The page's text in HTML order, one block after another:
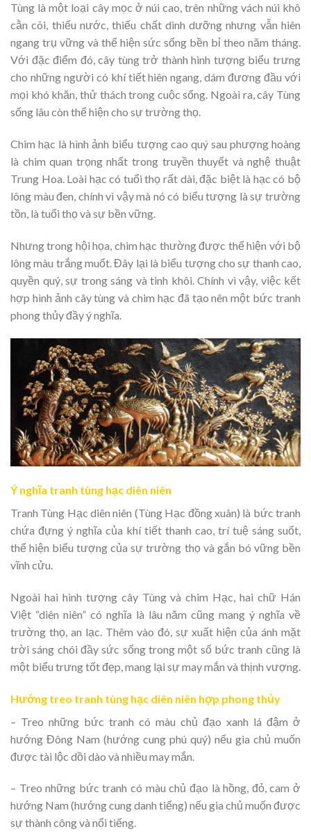
Tùng là một loại cây mọc ở núi cao, trên những vách núi khô
cằn cõi, thiếu nước, thiếu chất dinh dưỡng nhưng vẫn hiên
ngang trụ vững và thể hiện sức sống bền bỉ theo năm tháng.
Với đặc điểm đó, cây tùng trở thành hình tượng biểu trưng
cho những người có khí tiết hiên ngang, dám đương đầu với
mọi khó khăn, thử thách trong cuộc sống. Ngoài ra, cây Tùng
sống lâu còn thể hiện cho sự trường thọ.
Chim hạc là hình ảnh biểu tượng cao quý sau phượng hoàng
là chim quan trọng nhất trong truyền thuyết và nghệ thuật
Trung Hoa. Loài hạc có tuổi thọ rất dài, đặc biệt là hạc có bộ
lông màu đen, chính vì vậy mà nó có biểu tượng là sự trường
tồn, là tuổi thọ và sự bền vững.
Nhưng trong hội họa, chim hạc thường được thể hiện với bộ
lông màu trắng muốt. Đây lại là biểu tượng cho sự thanh cao,
quyền quý, sự trong sáng và tinh khôi. Chính vì vậy, việc kết
hợp hình ảnh cây tùng và chim hạc đã tạo nên một bức tranh
phong thủy đầy ý nghĩa.
Ý nghĩa tranh tùng hạc diên niên
Tranh Tùng Hạc diên niên (Tùng Hạc đồng xuân) là bức tranh
chứa đựng ý nghĩa của khí tiết thanh cao, trí tuệ sáng suốt,
thể hiện biểu tượng của sự trường thọ và gắn bó vững bền
vĩnh cửu.
Ngoài hai hình tượng cây Tùng và chim Hạc, hai chữ Hán
Việt “diên niên” có nghĩa là lâu năm cũng mang ý nghĩa về
trường thọ, an lạc. Thêm vào đó, sự xuất hiện của ánh mặt
trời sáng chói đầy sức sống trong một số bức tranh cũng là
một biểu trưng tốt đẹp, mang lại sự may mắn và thịnh vượng.
Hướng treo tranh tùng hạc diên niên hợp phong thủy
– Treo những bức tranh có màu chủ đạo xanh lá đậm ở
hướng Đông Nam (hướng cung phú quý) nếu gia chủ muốn
được tài lộc dồi dào và nhiều may mắn.
– Treo những bức tranh có màu chủ đạo là hồng, đỏ, cam ở
hướng Nam (hướng cung danh tiếng) nếu gia chủ muốn được
sự thành công và nổi tiếng.